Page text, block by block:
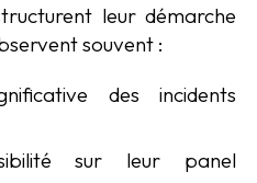
leur démarche
souvent :
des incidents
sur leur panel